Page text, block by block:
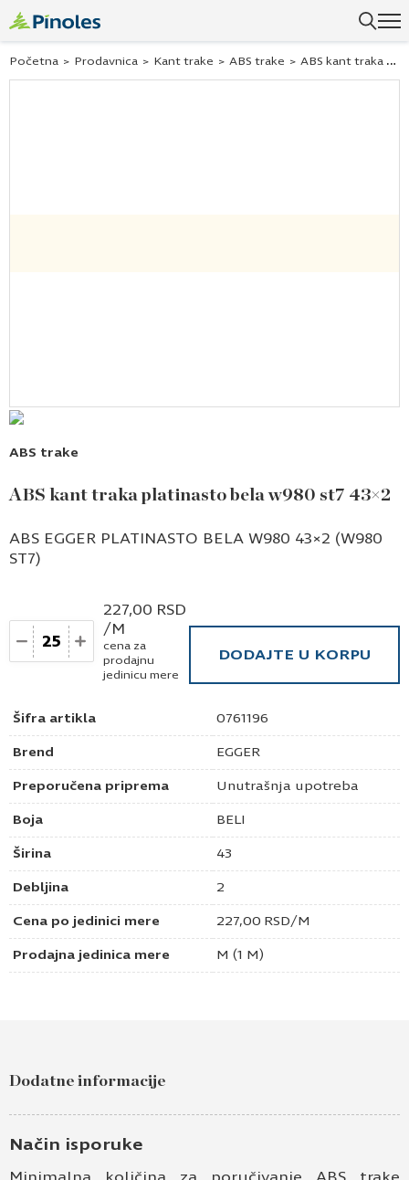
Početna > Prodavnica > Kant trake > ABS trake > ABS kant traka platinasto bela w980 st7 43×2
ABS trake
ABS kant traka platinasto bela w980 st7 43×2
Šifra artikla 0761196
Brend EGGER
Preporučena priprema Unutrašnja upotreba
Boja BELI
Širina 43
Debljina 2
Cena po jedinici mere 227,00 RSD/M
Prodajna jedinica mere M (1 M)
ABS EGGER PLATINASTO BELA W980 43×2 (W980
ST7)
Količina
227,00 RSD
/M
cena za
prodajnu
jedinicu mere
DODAJTE U KORPU
Dodatne informacije
Način isporuke